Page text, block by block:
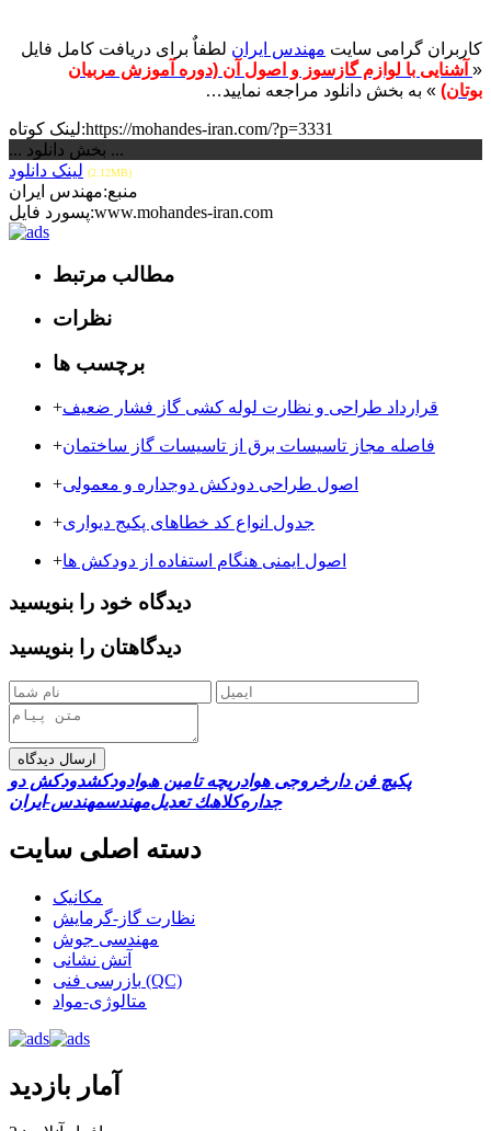
کاربران گرامی سایت مهندس ایران لطفاٌ برای دریافت کامل فایل
« ⁣آشنایی با لوازم گازسوز و اصول آن (دوره آموزش مربیان
بوتان) » به بخش دانلود مراجعه نمایید…
لینک کوتاه:https://mohandes-iran.com/?p=3331
... بخش دانلود ...
لینک دانلود
(2.12MB)
منبع:مهندس ایران
پسورد فایل:www.mohandes-iran.com
مطالب مرتبط
نظرات
برچسب ها
+قرارداد طراحی و نظارت لوله کشی گاز فشار ضعیف
+فاصله مجاز تاسیسات برق از تاسیسات گاز ساختمان
+اصول طراحی دودکش دوجداره و معمولی
+جدول انواع کد خطاهای پکیج دیواری
+اصول ایمنی هنگام استفاده از دودکش ها
دیدگاه خود را بنویسید
دیدگاهتان را بنویسید
ارسال دیدگاه
پکیچ فن دارخروجی هوادرﻳﭽﻪ ﺗﺎﻣﯿﻦ ھﻮادودکشدودکش دو
جدارهﻛﻼھﻚ ﺗﻌﺪﻳﻞمهندسمهندس-ایران
دسته اصلی سایت
مکانیک
نظارت گاز-گرمایش
مهندسی جوش
آتش نشانی
بازرسی فنی (QC)
متالوژی-مواد
آمار بازدید